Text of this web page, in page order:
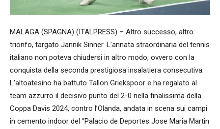
MALAGA (SPAGNA) (ITALPRESS) – Altro successo, altro
trionfo, targato Jannik Sinner. L’annata straordinaria del tennis
italiano non poteva chiudersi in altro modo, ovvero con la
conquista della seconda prestigiosa insalatiera consecutiva.
L’altoatesino ha battuto Tallon Griekspoor e ha regalato al
team azzurro il decisivo punto del 2-0 nella finalissima della
Coppa Davis 2024, contro l’Olanda, andata in scena sui campi
in cemento indoor del “Palacio de Deportes Jose Maria Martin